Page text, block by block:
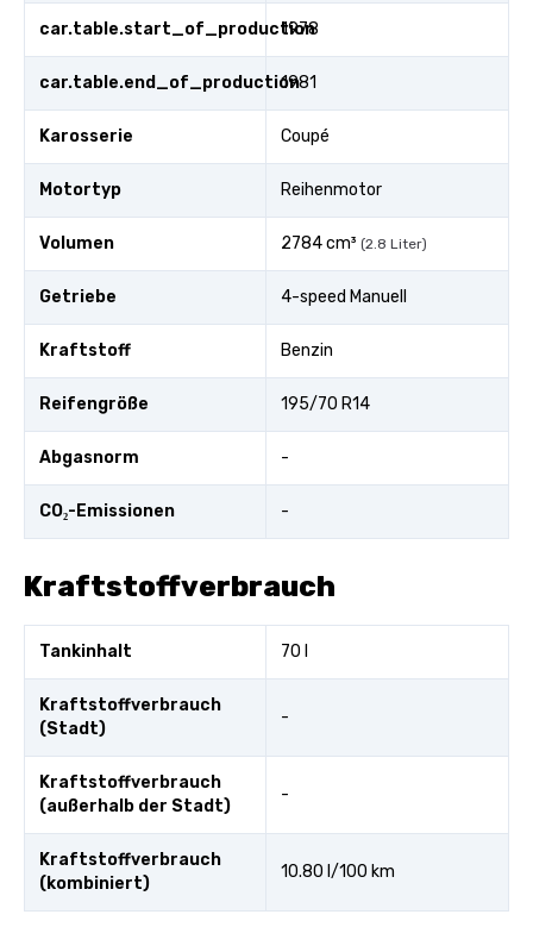
car.table.start_of_production
1978
car.table.end_of_production1981
Karosserie Coupé
Motortyp Reihenmotor
Volumen 2784 cm³ (2.8 Liter)
Getriebe 4-speed Manuell
Kraftstoff Benzin
Reifengröße 195/70 R14
Abgasnorm -
CO₂-Emissionen -
Kraftstoffverbrauch
Tankinhalt 70 l
Kraftstoffverbrauch
(Stadt)
-
Kraftstoffverbrauch
(außerhalb der Stadt)
-
Kraftstoffverbrauch
(kombiniert)
10.80 l/100 km